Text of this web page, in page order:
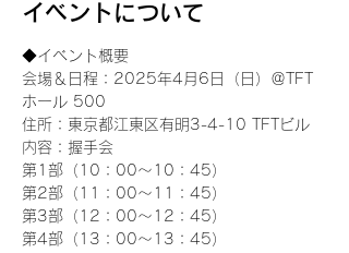
イベントについて
◆イベント概要
会場＆日程：2025年4月6日（日）＠TFT
ホール 500
住所：東京都江東区有明3-4-10 TFTビル
内容：握手会
第1部（10：00～10：45）
第2部（11：00～11：45）
第3部（12：00～12：45）
第4部（13：00～13：45）